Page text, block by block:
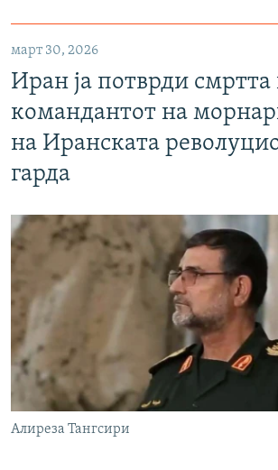
март 30, 2026
Иран ја потврди смртта
командантот на
на Иранската
гарда
Алиреза Тангсири